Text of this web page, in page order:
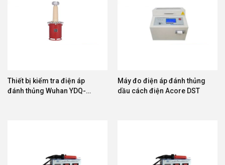
Thiết bị kiểm tra điện áp
đánh thủng Wuhan YDQ-
Máy đo điện áp đánh thủng
dầu cách điện Acore DST